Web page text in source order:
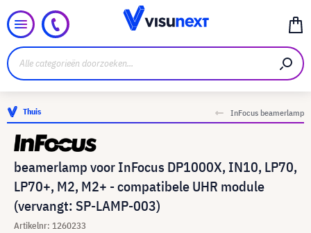
Thuis InFocus beamerlamp
beamerlamp voor InFocus DP1000X, IN10, LP70,
LP70+, M2, M2+ - compatibele UHR module
(vervangt: SP-LAMP-003)
Artikelnr: 1260233